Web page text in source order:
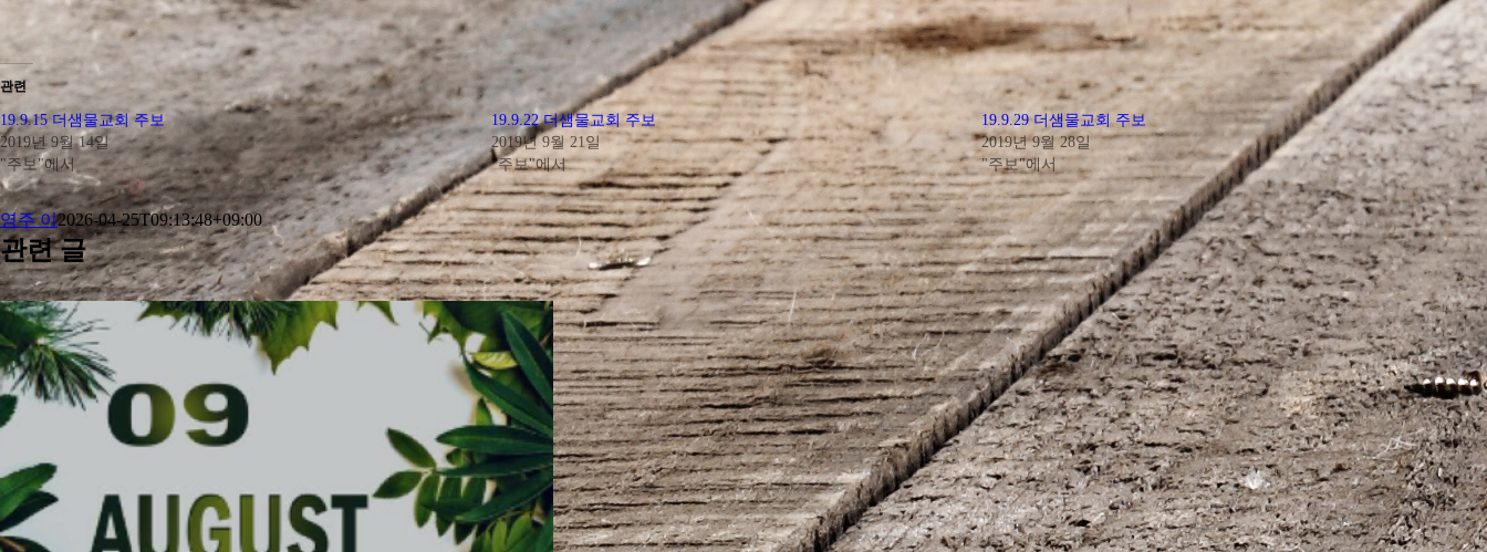
관련
19.9.15 더샘물교회 주보
2019년 9월 14일
"주보"에서
19.9.22 더샘물교회 주보
2019년 9월 21일
"주보"에서
19.9.29 더샘물교회 주보
2019년 9월 28일
"주보"에서
영주 이2026-04-25T09:13:48+09:00
관련 글